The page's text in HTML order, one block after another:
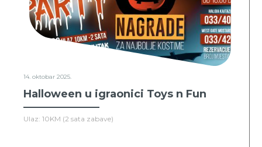
Halloween u igraonici Toys n Fun
14. oktobar 2025.
Ulaz: 10KM (2 sata zabave)